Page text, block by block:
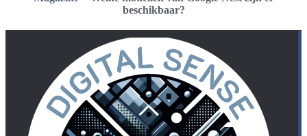
beschikbaar?